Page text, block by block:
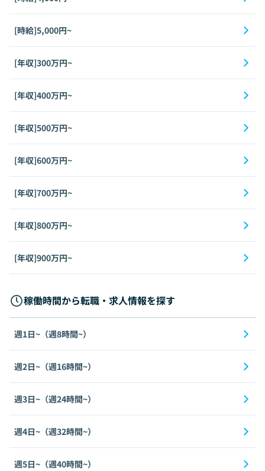
[時給]5,000円~
[年収]300万円~
[年収]400万円~
[年収]500万円~
[年収]600万円~
[年収]700万円~
[年収]800万円~
[年収]900万円~
稼働時間から転職・求人情報を探す
週1日~（週8時間~）
週2日~（週16時間~）
週3日~（週24時間~）
週4日~（週32時間~）
週5日~（週40時間~）